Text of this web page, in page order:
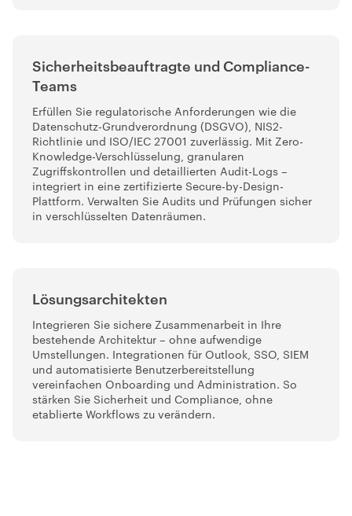
Sicherheitsbeauftragte und Compliance-
Teams
Erfüllen Sie regulatorische Anforderungen wie die
Datenschutz-Grundverordnung (DSGVO), NIS2-
Richtlinie und ISO/IEC 27001 zuverlässig. Mit Zero-
Knowledge-Verschlüsselung, granularen
Zugriffskontrollen und detaillierten Audit-Logs –
integriert in eine zertifizierte Secure-by-Design-
Plattform. Verwalten Sie Audits und Prüfungen sicher
in verschlüsselten Datenräumen.
Lösungsarchitekten
Integrieren Sie sichere Zusammenarbeit in Ihre
bestehende Architektur – ohne aufwendige
Umstellungen. Integrationen für Outlook, SSO, SIEM
und automatisierte Benutzerbereitstellung
vereinfachen Onboarding und Administration. So
stärken Sie Sicherheit und Compliance, ohne
etablierte Workflows zu verändern.